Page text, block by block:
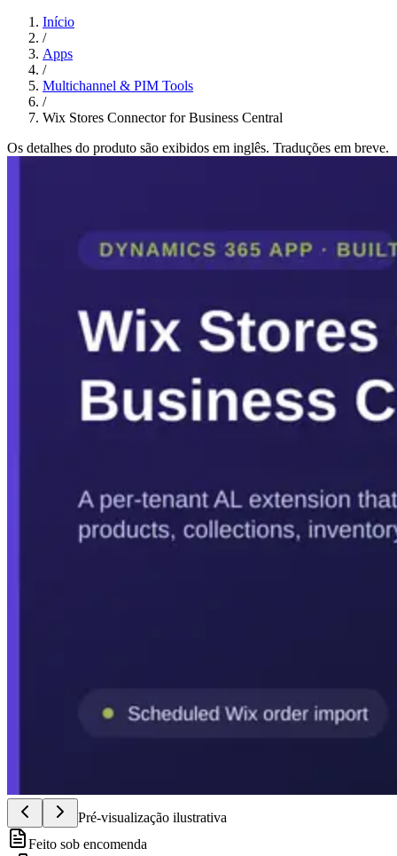
Início
/
Apps
/
Multichannel & PIM Tools
/
Wix Stores Connector for Business Central
Os detalhes do produto são exibidos em inglês. Traduções em breve.
Pré-visualização ilustrativa
Feito sob encomenda